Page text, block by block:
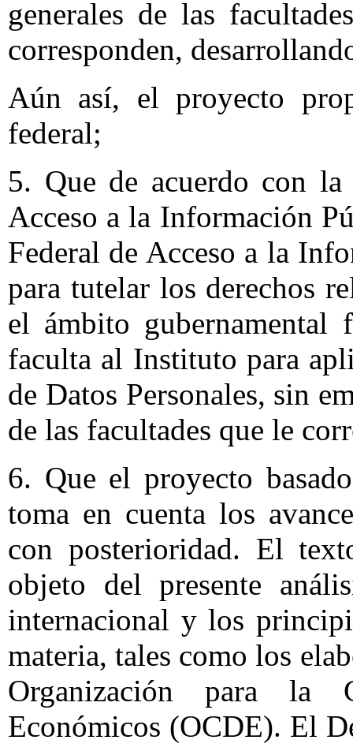
generales de las
corresponden,
Aún así, el proyecto
federal;
5. Que de acuerdo con
Acceso a la Información
Federal de Acceso a la
para tutelar los derechos
el ámbito gubernamental
faculta al Instituto para
de Datos Personales, sin
de las facultades que le
6. Que el proyecto
toma en cuenta los
con posterioridad. El
objeto del presente
internacional y los
materia, tales como los
Organización para la
Económicos (OCDE). El